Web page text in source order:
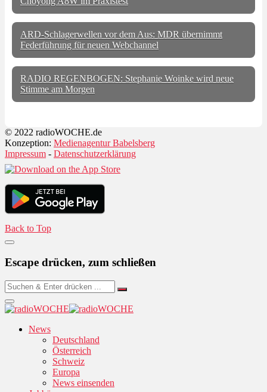
ARD-Schlagerwellen vor dem Aus: MDR übernimmt
Federführung für neuen Webchannel
RADIO REGENBOGEN: Stephanie Woinke wird neue
Stimme am Morgen
© 2022 radioWOCHE.de
Konzeption: Medienagentur Babelsberg
Impressum - Datenschutzerklärung
Back to Top
Escape drücken, zum schließen
News
Deutschland
Österreich
Schweiz
Europa
News einsenden